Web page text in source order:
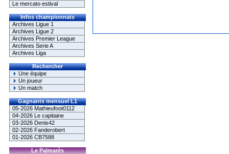
Le mercato estival
Infos championnats
Archives Ligue 1
Archives Ligue 2
Archives Premier League
Archives Serie A
Archives Liga
Rechercher
Une équipe
Un joueur
Un match
Gagnants mensuel L1
05-2026 Mathieufoot0112
04-2026 Le capitaine
03-2026 Denis42
02-2026 Fanderobert
01-2026 CB7588
Le Palmarès